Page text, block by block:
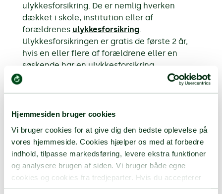
Hjemmesiden bruger cookies
Vi bruger cookies for at give dig den bedste oplevelse på
vores hjemmeside. Cookies hjælper os med at forbedre
indhold, tilpasse markedsføring, levere ekstra funktioner
og analysere brugen af siden. Vi bruger både egne
cookies og cookies fra tredjeparter. Hvis du accepterer
alle cookies, giver du samtykke til, at vi indsamler og
ulykkesforsikring. De er nemlig hverken
dækket i skole, institution eller af
forældrenes ulykkesforsikring.
Ulykkesforsikringen er gratis de første 2 år,
hvis en eller flere af forældrene eller en
søskende har en ulykkesforsikring.
skifter job eller branche, da det kan have